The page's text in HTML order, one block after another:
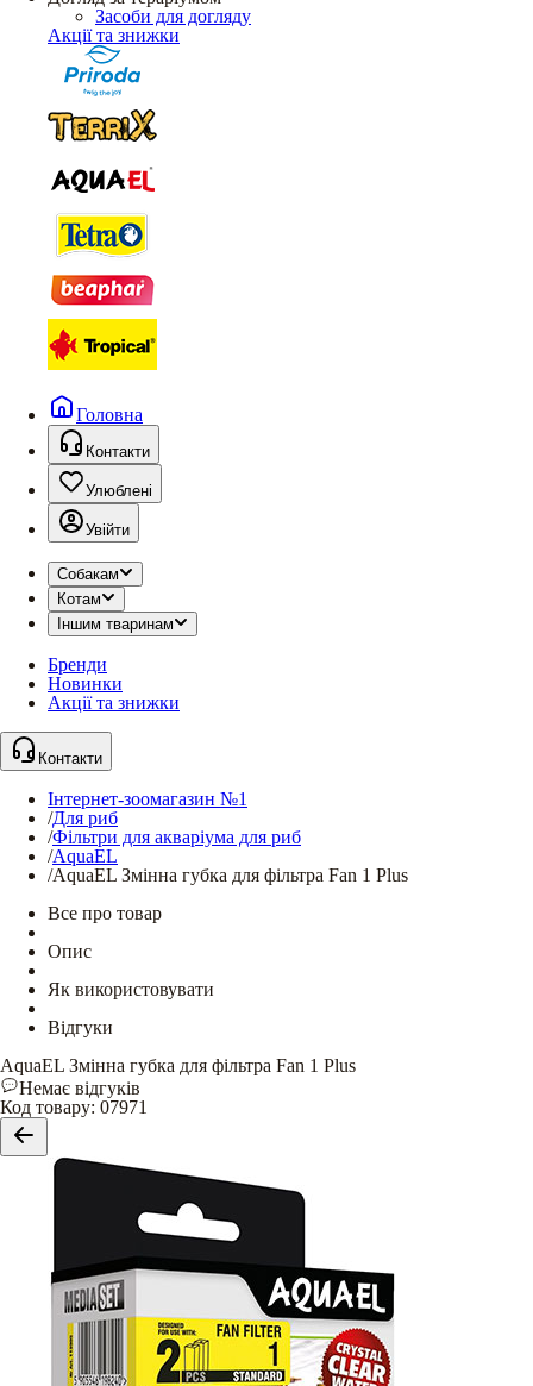
Засоби для догляду
Акції та знижки
Головна
Контакти
Улюблені
Увійти
Собакам
Котам
Іншим тваринам
Бренди
Новинки
Акції та знижки
Контакти
Інтернет-зоомагазин №1
/Для риб
/Фільтри для акваріума для риб
/AquaEL
/AquaEL Змінна губка для фільтра Fan 1 Plus
Все про товар
Опис
Як використовувати
Відгуки
AquaEL Змінна губка для фільтра Fan 1 Plus
Немає відгуків
Код товару: 07971